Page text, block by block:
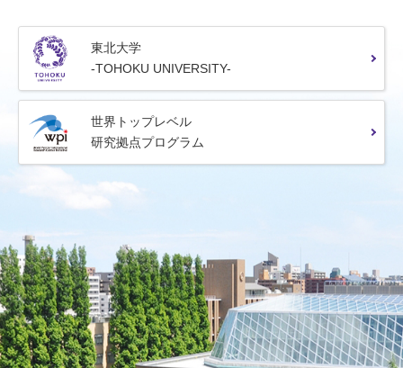
東北大学
-TOHOKU UNIVERSITY-
世界トップレベル
研究拠点プログラム